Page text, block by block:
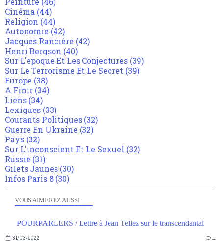
VOUS AIMEREZ AUSSI :
POURPARLERS / Lettre à Jean Tellez sur le transcendantal
31/03/2022 …
Cinéma (44)
Religion (44)
Autonomie (42)
Jacques Rancière (42)
Henri Bergson (40)
Sur L'epoque Et Les Conjectures (39)
Sur Le Terrorisme Et Le Secret (39)
Europe (38)
A Finir (34)
Liens (34)
Lexiques (33)
Courants Politiques (32)
Guerre En Ukraine (32)
Pays (32)
Sur L'inconscient Et Le Sexuel (32)
Russie (31)
Gilets Jaunes (30)
Infos Paris 8 (30)